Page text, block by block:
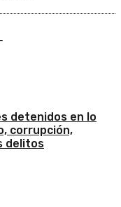
detenidos en lo
corrupción,
delitos